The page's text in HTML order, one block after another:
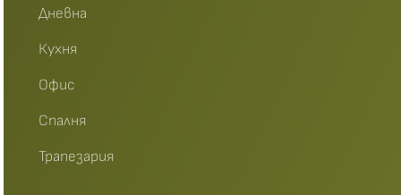
Дневна
Кухня
Офис
Спалня
Трапезария